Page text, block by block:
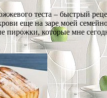
теста – быстрый
еще на заре моей
пирожки, которые мне